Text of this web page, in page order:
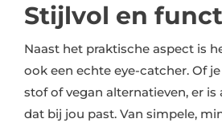
Stijlvol en
Naast het praktische aspect is
ook een echte eye-catcher. Of
stof of vegan alternatieven, er
dat bij jou past. Van simpele,